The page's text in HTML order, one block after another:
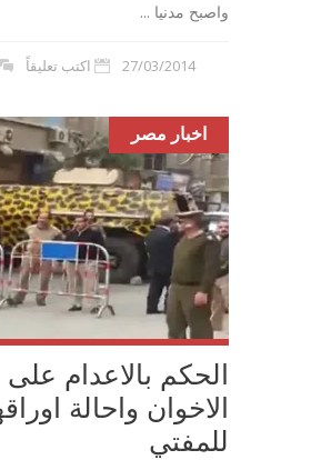
واصبح مدنيا ...
27/03/2014 اكتب تعليقاً
اخبار مصر
الاخوان واحالة
للمفتي